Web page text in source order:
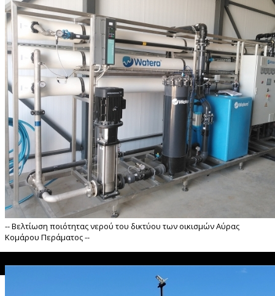
-- Bελτίωση ποιότητας νερού του δικτύου των οικισμών Αύρας
Κομάρου Περάματος --
--